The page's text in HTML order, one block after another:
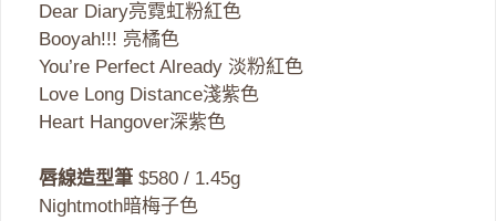
Dear Diary亮霓虹粉紅色
Booyah!!! 亮橘色
You’re Perfect Already 淡粉紅色
Love Long Distance淺紫色
Heart Hangover深紫色
唇線造型筆 $580 / 1.45g
Nightmoth暗梅子色